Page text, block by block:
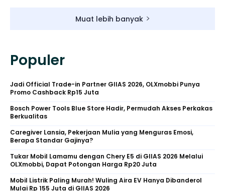
Muat lebih banyak
Populer
Jadi Official Trade-in Partner GIIAS 2026, OLXmobbi Punya
Promo Cashback Rp15 Juta
Bosch Power Tools Blue Store Hadir, Permudah Akses Perkakas
Berkualitas
Caregiver Lansia, Pekerjaan Mulia yang Menguras Emosi,
Berapa Standar Gajinya?
Tukar Mobil Lamamu dengan Chery E5 di GIIAS 2026 Melalui
OLXmobbi, Dapat Potongan Harga Rp20 Juta
Mobil Listrik Paling Murah! Wuling Aira EV Hanya Dibanderol
Mulai Rp 155 Juta di GIIAS 2026